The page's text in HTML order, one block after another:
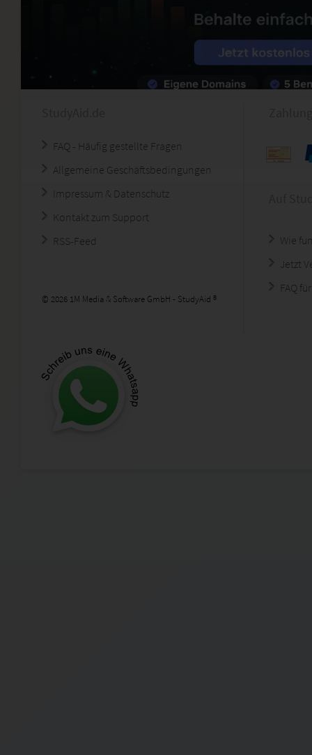
FAQ - Häufig gestellte Fragen
Allgemeine Geschäftsbedingungen
Impressum & Datenschutz
Kontakt zum Support
RSS-Feed
© 2026 1M Media & Software GmbH - StudyAid ®
Wie
Jetzt
FAQ